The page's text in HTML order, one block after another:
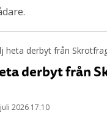
derbyt från
2026 17.10